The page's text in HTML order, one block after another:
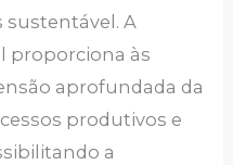
A
proporciona às
aprofundada da
produtivos e
a